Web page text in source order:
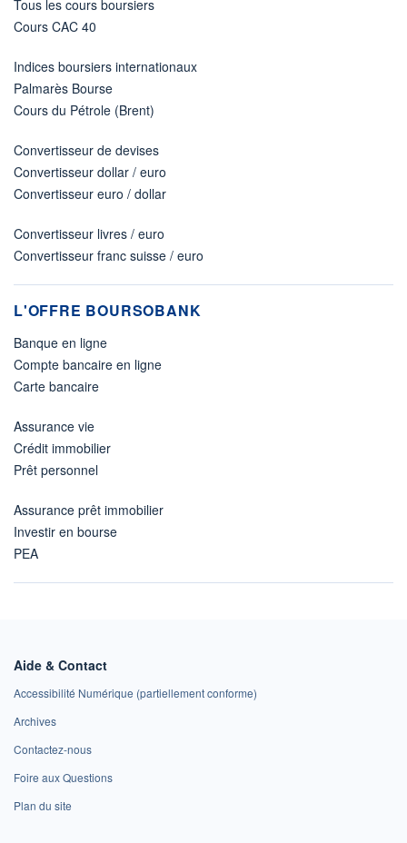
Tous les cours boursiers
Cours CAC 40
Indices boursiers internationaux
Palmarès Bourse
Cours du Pétrole (Brent)
Convertisseur de devises
Convertisseur dollar / euro
Convertisseur euro / dollar
Convertisseur livres / euro
Convertisseur franc suisse / euro
L'OFFRE BOURSOBANK
Banque en ligne
Compte bancaire en ligne
Carte bancaire
Assurance vie
Crédit immobilier
Prêt personnel
Assurance prêt immobilier
Investir en bourse
PEA
Aide & Contact
Accessibilité Numérique (partiellement conforme)
Archives
Contactez-nous
Foire aux Questions
Plan du site